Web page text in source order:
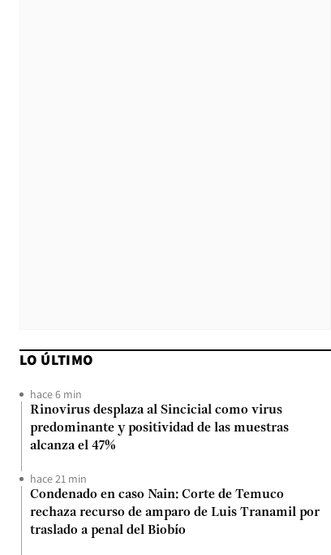
LO ÚLTIMO
hace 6 min
Rinovirus desplaza al Sincicial como virus
predominante y positividad de las muestras
alcanza el 47%
hace 21 min
Condenado en caso Nain: Corte de Temuco
rechaza recurso de amparo de Luis Tranamil por
traslado a penal del Biobío